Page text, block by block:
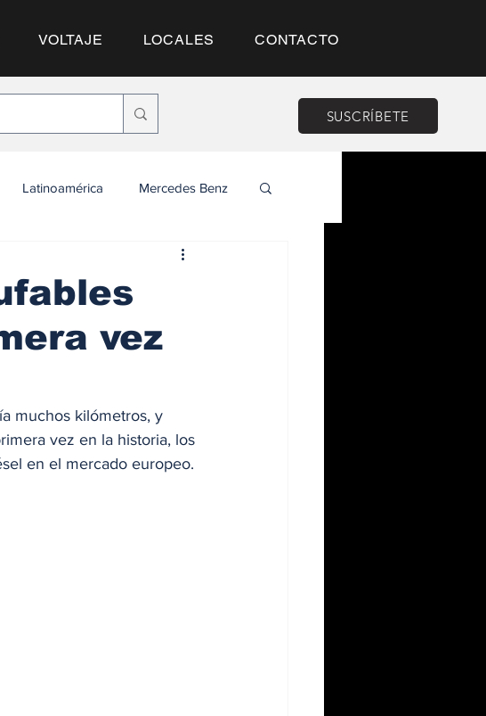
VOLTAJE LOCALES CONTACTO
SUSCRÍBETE
Latinoamérica Mercedes Benz
vez
muchos kilómetros, y
vez en la historia, los
en el mercado europeo.